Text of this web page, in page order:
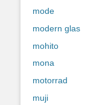
mode
modern glas
mohito
mona
motorrad
muji